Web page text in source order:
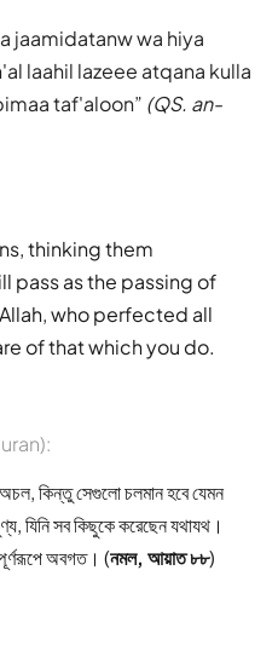
jaamidatanw wa hiya
laahil lazeee atqana kulla
taf'aloon (QS. an-
thinking them
pass as the passing of
who perfected all
of that which you do.
কিন্তু সেগুলো চলমান হবে যেমন
যিনি সব কিছুকে করেছেন যথাযথ।
অবগত। (নমল, আয়াত ৮৮)